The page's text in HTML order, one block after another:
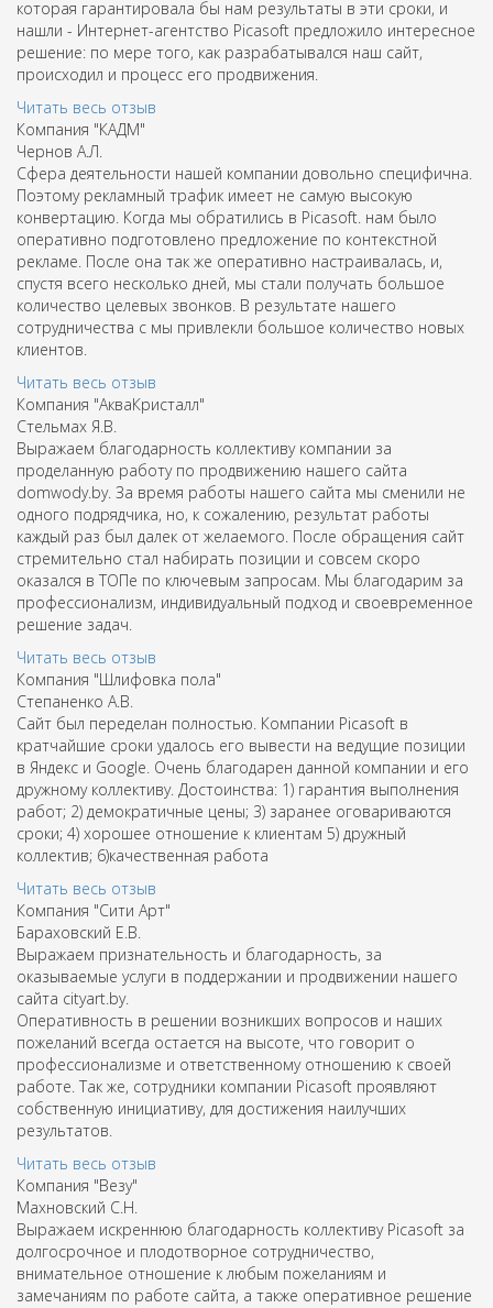
которая гарантировала бы нам результаты в эти сроки, и
нашли - Интернет-агентство Picasoft предложило интересное
решение: по мере того, как разрабатывался наш сайт,
происходил и процесс его продвижения.
Читать весь отзыв
Компания "КАДМ"
Чернов A.Л.
Сфера деятельности нашей компании довольно специфична.
Поэтому рекламный трафик имеет не самую высокую
конвертацию. Когда мы обратились в Picasoft. нам было
оперативно подготовлено предложение по контекстной
рекламе. После она так же оперативно настраивалась, и,
спустя всего несколько дней, мы стали получать большое
количество целевых звонков. В результате нашего
сотрудничества с мы привлекли большое количество новых
клиентов.
Читать весь отзыв
Компания "АкваКристалл"
Стельмах Я.В.
Выражаем благодарность коллективу компании за
проделанную работу по продвижению нашего сайта
domwody.by. За время работы нашего сайта мы сменили не
одного подрядчика, но, к сожалению, результат работы
каждый раз был далек от желаемого. После обращения сайт
стремительно стал набирать позиции и совсем скоро
оказался в ТОПе по ключевым запросам. Мы благодарим за
профессионализм, индивидуальный подход и своевременное
решение задач.
Читать весь отзыв
Компания "Шлифовка пола"
Степаненко А.В.
Сайт был переделан полностью. Компании Picasoft в
кратчайшие сроки удалось его вывести на ведущие позиции
в Яндекс и Google. Очень благодарен данной компании и его
дружному коллективу. Достоинства: 1) гарантия выполнения
работ; 2) демократичные цены; 3) заранее оговариваются
сроки; 4) хорошее отношение к клиентам 5) дружный
коллектив; 6)качественная работа
Читать весь отзыв
Компания "Сити Арт"
Бараховский Е.В.
Выражаем признательность и благодарность, за
оказываемые услуги в поддержании и продвижении нашего
сайта cityart.by.
Оперативность в решении возникших вопросов и наших
пожеланий всегда остается на высоте, что говорит о
профессионализме и ответственному отношению к своей
работе. Так же, сотрудники компании Picasoft проявляют
собственную инициативу, для достижения наилучших
результатов.
Читать весь отзыв
Компания "Везу"
Махновский С.Н.
Выражаем искреннюю благодарность коллективу Picasoft за
долгосрочное и плодотворное сотрудничество,
внимательное отношение к любым пожеланиям и
замечаниям по работе сайта, а также оперативное решение